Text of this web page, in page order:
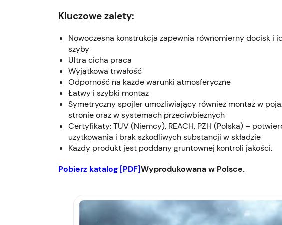
Kluczowe zalety:
Nowoczesna konstrukcja zapewnia równomierny docisk i
szyby
Ultra cicha praca
Wyjątkowa trwałość
Odporność na każde warunki atmosferyczne
Łatwy i szybki montaż
Symetryczny spojler umożliwiający również montaż w
stronie oraz w systemach przeciwbieżnych
Certyfikaty: TÜV (Niemcy), REACH, PZH (Polska) –
użytkowania i brak szkodliwych substancji w składzie
Każdy produkt jest poddany gruntownej kontroli jakości.
Pobierz katalog [PDF]Wyprodukowana w Polsce.